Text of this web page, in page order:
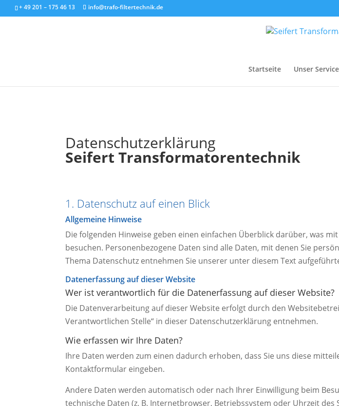
+ 49 201 – 175 46 13 info@trafo-filtertechnik.de
Startseite Unser Service
Datenschutzerklärung
Seifert Transformatorentechnik
1. Datenschutz auf einen Blick
Allgemeine Hinweise
Die folgenden Hinweise geben einen einfachen Überblick darüber, was
besuchen. Personenbezogene Daten sind alle Daten, mit denen Sie
Thema Datenschutz entnehmen Sie unserer unter diesem Text
Datenerfassung auf dieser Website
Wer ist verantwortlich für die Datenerfassung auf dieser Website?
Die Datenverarbeitung auf dieser Website erfolgt durch den
Verantwortlichen Stelle“ in dieser Datenschutzerklärung entnehmen.
Wie erfassen wir Ihre Daten?
Ihre Daten werden zum einen dadurch erhoben, dass Sie uns diese
Kontaktformular eingeben.
Andere Daten werden automatisch oder nach Ihrer Einwilligung beim
technische Daten (z. B. Internetbrowser, Betriebssystem oder Uhrzeit